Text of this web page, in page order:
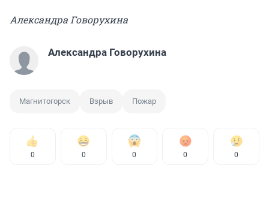
Александра Говорухина
Александра Говорухина
Магнитогорск Взрыв Пожар
0 0 0 0 0